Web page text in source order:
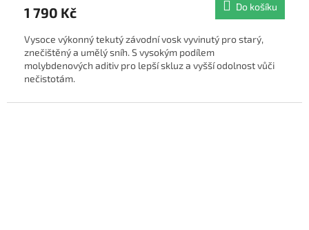
1 790 Kč Do košíku
Vysoce výkonný tekutý závodní vosk vyvinutý pro starý,
znečištěný a umělý sníh. S vysokým podílem
molybdenových aditiv pro lepší skluz a vyšší odolnost vůči
nečistotám.